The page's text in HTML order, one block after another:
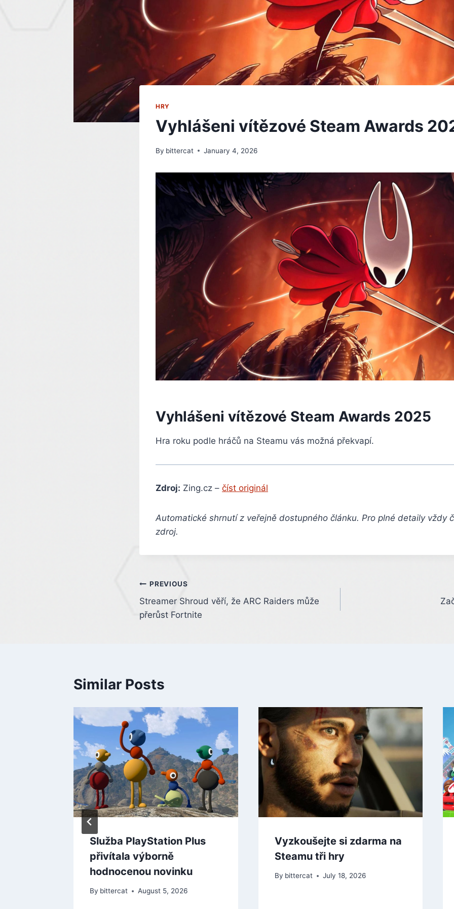
HRY
Vyhlášeni vítězové Steam Awards
By bittercat January 4, 2026
Vyhlášeni vítězové Steam Awards 2025
Hra roku podle hráčů na Steamu vás možná překvapí.
Zdroj: Zing.cz – číst originál
Automatické shrnutí z veřejně dostupného článku. Pro plné detaily vždy
zdroj.
Post
navigation
PREVIOUS
Streamer Shroud věří, že ARC Raiders může
přerůst Fortnite
Similar Posts
Služba PlayStation Plus
přivítala výborně
hodnocenou novinku
By bittercat August 5, 2026
Vyzkoušejte si zdarma na
Steamu tři hry
By bittercat July 18, 2026